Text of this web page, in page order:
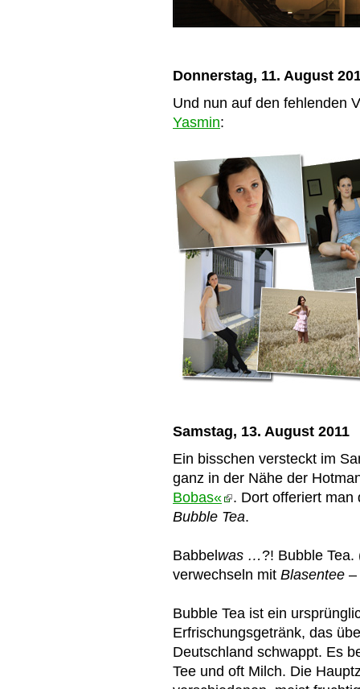
Donnerstag, 11. August
Und nun auf den fehlenden
Yasmin:
Samstag, 13. August 2011
Ein bisschen versteckt im
ganz in der Nähe der
Bobas«
. Dort offeriert man
Bubble Tea.
Babbelwas …?! Bubble
verwechseln mit Blasentee –
Bubble Tea ist ein
Erfrischungsgetränk, das
Deutschland schwappt. Es
Tee und oft Milch. Die